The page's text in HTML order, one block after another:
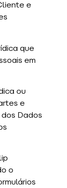
e
que
em
ou
e
Dados
o